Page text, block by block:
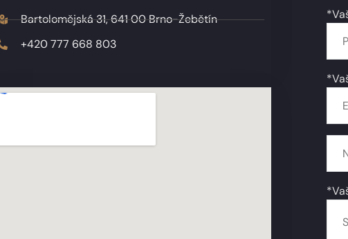
Bartolomějská 31, 641 00 Brno-Žebětín
+420 777 668 803